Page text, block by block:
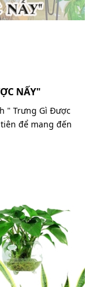
NẤY"
" Trưng Gì Được
để mang đến